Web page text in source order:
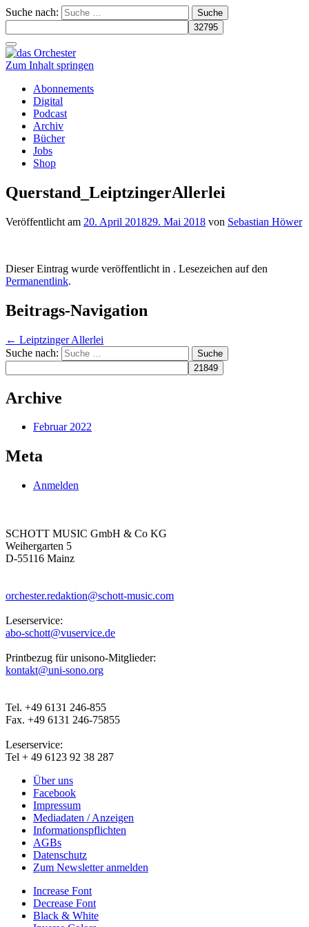
Suche nach:
Schalte
Navigation
Zum Inhalt springen
Abonnements
Digital
Podcast
Archiv
Bücher
Jobs
Shop
Querstand_LeiptzingerAllerlei
Veröffentlicht am 20. April 201829. Mai 2018 von Sebastian Höwer
Dieser Eintrag wurde veröffentlicht in . Lesezeichen auf den
Permanentlink.
Beitrags-Navigation
← Leiptzinger Allerlei
Suche nach:
Archive
Februar 2022
Meta
Anmelden
SCHOTT MUSIC GmbH & Co KG
Weihergarten 5
D-55116 Mainz
orchester.redaktion@schott-music.com
Leserservice:
abo-schott@vuservice.de
Printbezug für unisono-Mitglieder:
kontakt@uni-sono.org
Tel. +49 6131 246-855
Fax. +49 6131 246-75855
Leserservice:
Tel + 49 6123 92 38 287
Über uns
Facebook
Impressum
Mediadaten / Anzeigen
Informationspflichten
AGBs
Datenschutz
Zum Newsletter anmelden
Increase Font
Decrease Font
Black & White